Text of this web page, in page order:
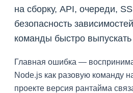
на сборку, API, очереди,
безопасность
команды быстро
Главная ошибка —
Node.js как разовую команду
проекте версия рантайма